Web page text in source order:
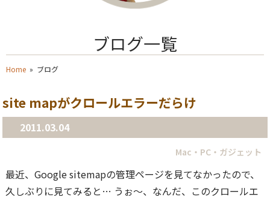
ブログ一覧
Home » ブログ
site mapがクロールエラーだらけ
2011.03.04
Mac・PC・ガジェット
最近、Google sitemapの管理ページを見てなかったので、
久しぶりに見てみると… うぉ〜、なんだ、このクロールエ